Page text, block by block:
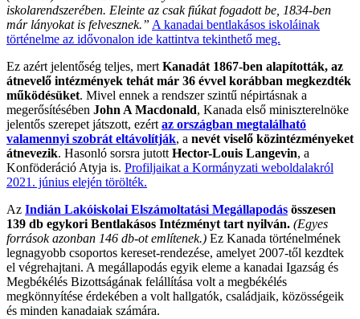
iskolarendszerében. Eleinte az csak fiúkat fogadott be, 1834-ben
már lányokat is felvesznek.” A kanadai bentlakásos iskoláinak
történelme az idővonalon ide kattintva tekinthető meg.
Ez azért jelentőség teljes, mert Kanadát 1867-ben alapították, az
átnevelő intézmények tehát már 36 évvel korábban megkezdték
működésüket. Mivel ennek a rendszer szintű népirtásnak a
megerősítésében John A Macdonald, Kanada első miniszterelnöke
jelentős szerepet játszott, ezért az országban megtalálható
valamennyi szobrát eltávolítják, a nevét viselő közintézményeket
átnevezik. Hasonló sorsra jutott Hector-Louis Langevin, a
Konföderáció Atyja is. Profiljaikat a Kormányzati weboldalakról
2021. június elején törölték.
Az Indián Lakóiskolai Elszámoltatási Megállapodás összesen
139 db egykori Bentlakásos Intézményt tart nyilván. (Egyes
források azonban 146 db-ot említenek.) Ez Kanada történelmének
legnagyobb csoportos kereset-rendezése, amelyet 2007-től kezdtek
el végrehajtani. A megállapodás egyik eleme a kanadai Igazság és
Megbékélés Bizottságának felállítása volt a megbékélés
megkönnyítése érdekében a volt hallgatók, családjaik, közösségeik
és minden kanadaiak számára.